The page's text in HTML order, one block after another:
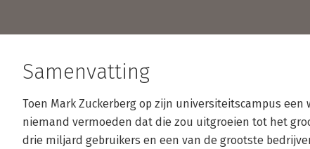
Samenvatting
Toen Mark Zuckerberg op zijn universiteitscampus een
niemand vermoeden dat die zou uitgroeien tot het
drie miljard gebruikers en een van de grootste